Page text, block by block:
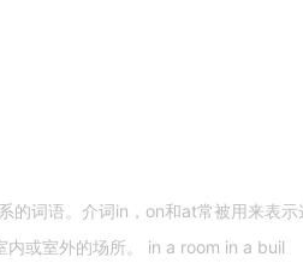
的词语。介词in，on和at常被用来表
内或室外的场所。 in a room in a buil